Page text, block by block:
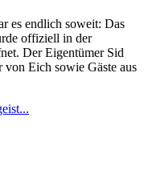
es endlich soweit: Das
offiziell in der
Der Eigentümer Sid
Eich sowie Gäste aus